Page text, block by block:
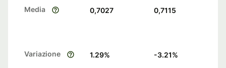
Media 0,7027 0,7115
Variazione 1.29% -3.21%